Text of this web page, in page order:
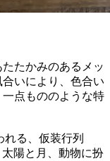
たかみのあるメッ
いにより、色合い
点もののような特
れる、仮装行列
太陽と月、動物に扮